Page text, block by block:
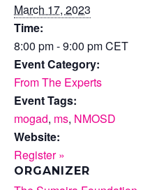
March 17, 2023
Time:
8:00 pm - 9:00 pmCET
Event Category:
From The Experts
Event Tags:
mogad, ms, NMOSD
Website:
Register »
ORGANIZER